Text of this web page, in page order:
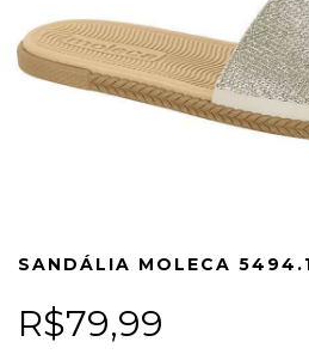
SANDÁLIA MOLECA
R$79,99